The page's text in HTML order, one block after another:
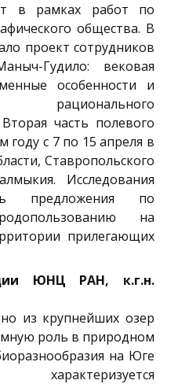
в рамках работ по
общества. В
проект сотрудников
Гудило: вековая
особенности и
часть полевого
с 7 по 15 апреля в
Ставропольского
Исследования
предложения по
на
прилегающих
ЮНЦ РАН, к.г.н.
из крупнейших озер
роль в природном
на Юге